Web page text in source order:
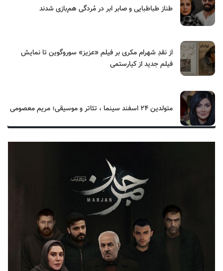
طناز طباطبایی و صابر ابر در مُردگی هم‌بازی شدند
از نقدِ شهرام مکری بر فیلم «عزیز» سوروگوین تا نمایش
فیلم جدید از کیارستمی
متولدین ۲۴ اسفند سینما ، تئاتر و موسیقی؛ مریم معصومی